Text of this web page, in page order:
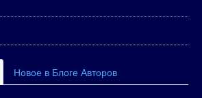
Новое в Блоге Авторов